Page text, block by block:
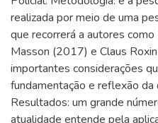
realizada por meio de uma
que recorrerá a autores
Masson (2017) e Claus
importantes considerações
fundamentação e reflexão da
Resultados: um grande
atualidade entende pela